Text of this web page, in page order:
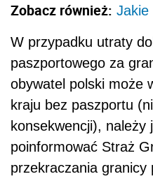
Zobacz również: Jakie
W przypadku utraty
paszportowego za
obywatel polski może
kraju bez paszportu
konsekwencji),
poinformować Straż
przekraczania granicy